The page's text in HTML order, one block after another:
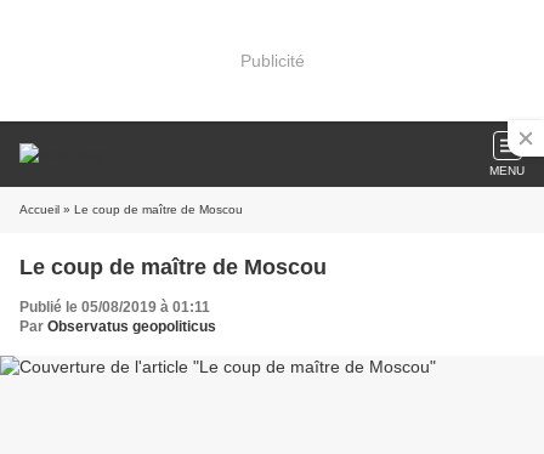
Publicité
MENU
Accueil » Le coup de maître de Moscou
Le coup de maître de Moscou
Publié le 05/08/2019 à 01:11
Par Observatus geopoliticus